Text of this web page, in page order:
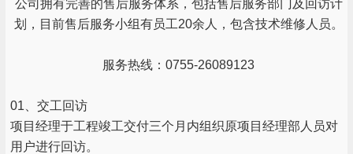
公司拥有完善的售后服务体系，包括售后服务部门及回访计
划，目前售后服务小组有员工20余人，包含技术维修人员。
服务热线：0755-26089123
01、交工回访
项目经理于工程竣工交付三个月内组织原项目经理部人员对
用户进行回访。